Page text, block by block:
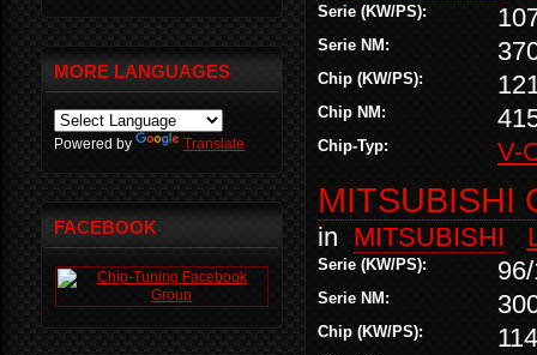
Serie (KW/PS):
Serie NM:
Chip (KW/PS):
Chip NM:
Chip-Typ: V-
MITSUBISHI
in MITSUBISHI
Serie (KW/PS):
Serie NM:
Chip (KW/PS):
MORE LANGUAGES
Powered by Translate
FACEBOOK